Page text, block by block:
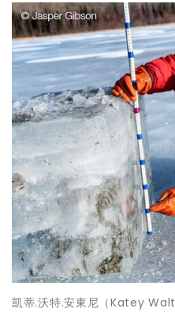
凱蒂.沃特.安東尼（Katey